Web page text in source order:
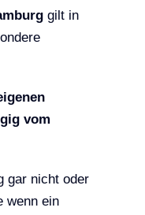
gilt in
vom
gar nicht oder
wenn ein